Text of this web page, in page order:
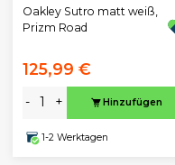
Oakley Sutro matt weiß,
Prizm Road
125,99 €
- + Hinzufügen
1-2 Werktagen